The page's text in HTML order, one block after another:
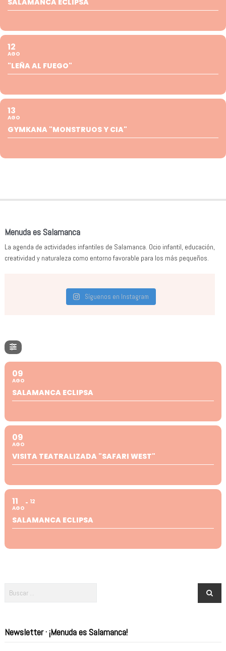
12
AGO
"LEÑA AL FUEGO"
13
AGO
GYMKANA "MONSTRUOS Y CIA"
Menuda es Salamanca
La agenda de actividades infantiles de Salamanca. Ocio infantil, educación,
creatividad y naturaleza como entorno favorable para los más pequeños.
Síguenos en Instagram
09
AGO
SALAMANCA ECLIPSA
09
AGO
VISITA TEATRALIZADA "SAFARI WEST"
11
AGO
12
SALAMANCA ECLIPSA
Newsletter · ¡Menuda es Salamanca!